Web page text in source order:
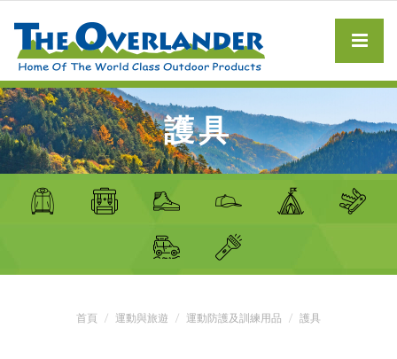
護具
首頁 運動與旅遊 運動防護及訓練用品 護具